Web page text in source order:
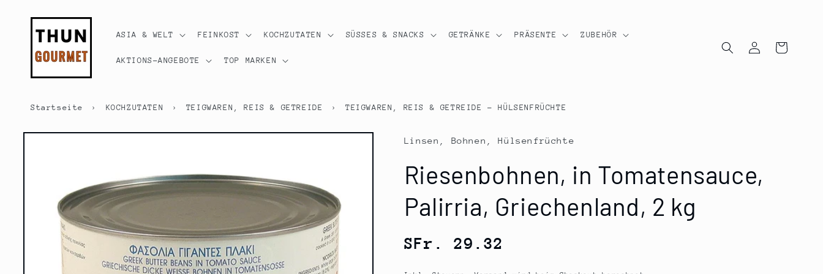
ASIA & WELT FEINKOST KOCHZUTATEN SÜSSES & SNACKS GETRÄNKE PRÄSENTE ZUBEHÖR
AKTIONS-ANGEBOTE TOP MARKEN
EinloggenWarenkorb
Startseite › KOCHZUTATEN › TEIGWAREN, REIS & GETREIDE › TEIGWAREN, REIS & GETREIDE - HÜLSENFRÜCHTE
Linsen, Bohnen, Hülsenfrüchte
Riesenbohnen, in Tomatensauce,
Palirria, Griechenland, 2 kg
Normaler
SFr. 29.32